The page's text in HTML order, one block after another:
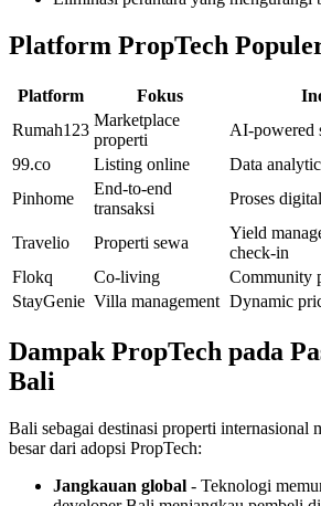
Platform PropTech
Platform Fokus
Rumah123
Marketplace
properti
AI-powered
99.co
Listing online
Data
Pinhome
End-to-end
transaksi
Proses
Travelio Properti sewa
Yield
check-in
Flokq
Co-living
Community
StayGenie Villa management Dynamic
Dampak PropTech pada
Bali
Bali sebagai destinasi properti internasional
besar dari adopsi PropTech:
Jangkauan global - Teknologi